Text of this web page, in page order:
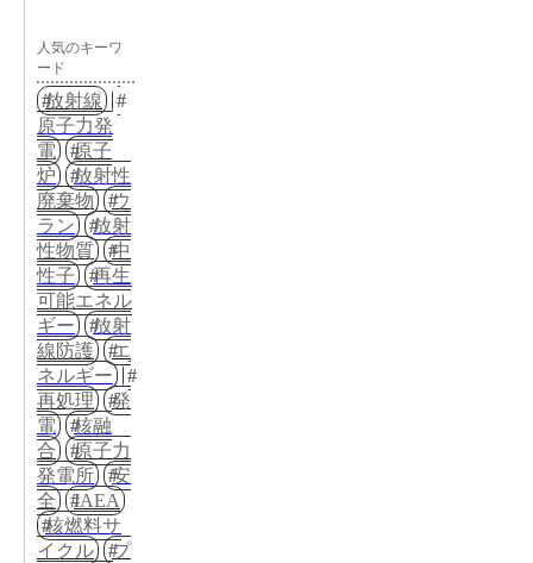
人気のキーワ
ード
放射線
原子力発
電
原子
炉
放射性
廃棄物
ウ
ラン
放射
性物質
中
性子
再生
可能エネル
ギー
放射
線防護
エ
ネルギー
再処理
発
電
核融
合
原子力
発電所
安
全
IAEA
核燃料サ
イクル
プ